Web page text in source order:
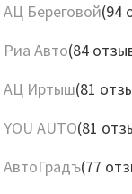
АЦ Береговой(94
Риа Авто(84
АЦ Иртыш(81
YOU AUTO(81
АвтоГрадъ(77